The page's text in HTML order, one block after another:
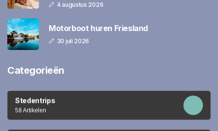
4 augustus 2026
Motorboot huren Friesland
30 juli 2026
Categorieën
Stedentrips
58 Artikelen